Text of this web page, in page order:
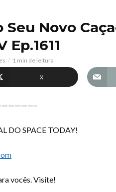
Seu Novo
Ep.1611
1 min de leitura
X
DO SPACE TODAY!
vocês. Visite!